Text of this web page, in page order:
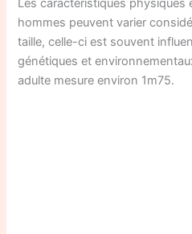
Les caractéristiques physiques
hommes peuvent varier
taille, celle-ci est souvent
génétiques et
adulte mesure environ 1m75.